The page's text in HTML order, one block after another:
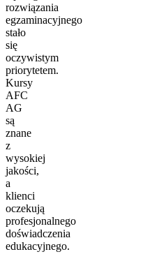
rozwiązania
egzaminacyjnego
stało
się
oczywistym
priorytetem.
Kursy
AFC
AG
są
znane
z
wysokiej
jakości,
a
klienci
oczekują
profesjonalnego
doświadczenia
edukacyjnego.